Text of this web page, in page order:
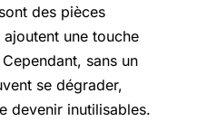
sont des pièces
une touche
sans un
se dégrader,
devenir inutilisables.